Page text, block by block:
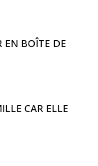
EN BOÎTE DE
CAR ELLE